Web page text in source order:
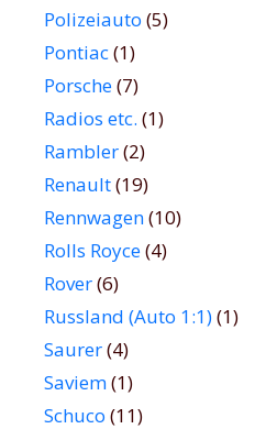
Polizeiauto (5)
Pontiac(1)
Porsche(7)
Radios etc. (1)
Rambler(2)
Renault(19)
Rennwagen(10)
Rolls Royce(4)
Rover(6)
Russland (Auto 1:1)(1)
Saurer(4)
Saviem(1)
Schuco (11)